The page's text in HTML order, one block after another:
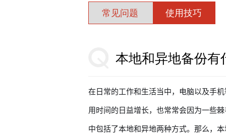
常见问题 使用技巧
本地和异地备份有
在日常的工作和生活当中，电脑以及手
用时间的日益增长，也常常会因为一些
中包括了本地和异地两种方式。那么，